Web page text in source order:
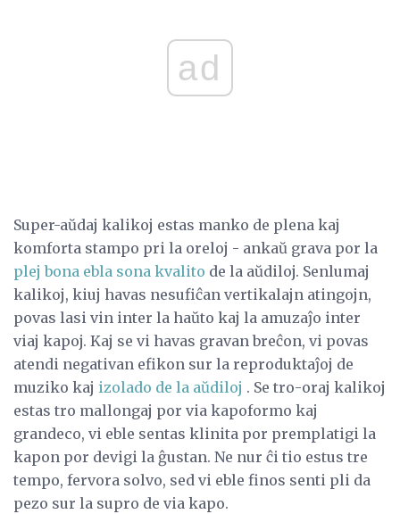
ad
Super-aŭdaj kalikoj estas manko de plena kaj
komforta stampo pri la oreloj - ankaŭ grava por la
plej bona ebla sona kvalito de la aŭdiloj. Senlumaj
kalikoj, kiuj havas nesufiĉan vertikalajn atingojn,
povas lasi vin inter la haŭto kaj la amuzaĵo inter
viaj kapoj. Kaj se vi havas gravan breĉon, vi povas
atendi negativan efikon sur la reproduktaĵoj de
muziko kaj izolado de la aŭdiloj . Se tro-oraj kalikoj
estas tro mallongaj por via kapoformo kaj
grandeco, vi eble sentas klinita por premplatigi la
kapon por devigi la ĝustan. Ne nur ĉi tio estus tre
tempo, fervora solvo, sed vi eble finos senti pli da
pezo sur la supro de via kapo.